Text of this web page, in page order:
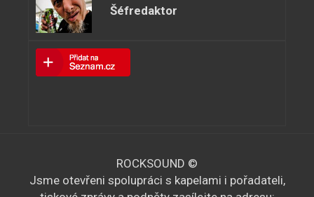
Šéfredaktor
ROCKSOUND ©
Jsme otevřeni spolupráci s kapelami i pořadateli,